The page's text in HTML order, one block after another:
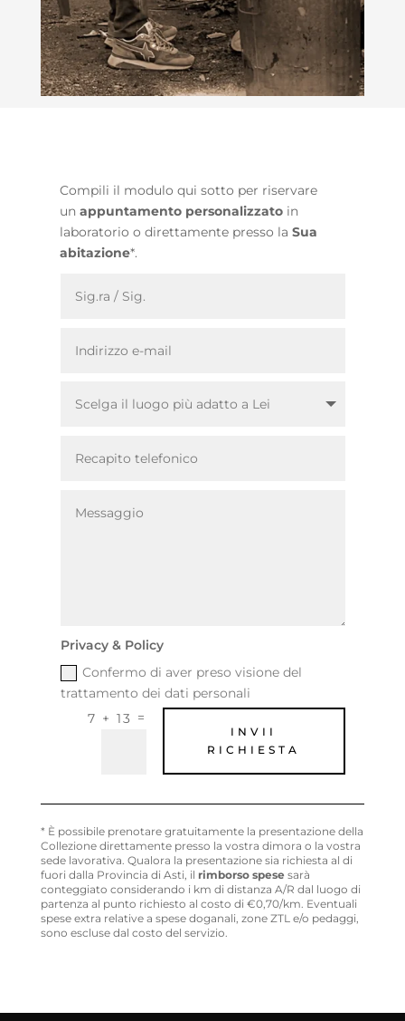
Compili il modulo qui sotto per riservare
unappuntamento personalizzato in
laboratorio o direttamente presso laSua
abitazione*.
Privacy & Policy
Confermo di aver preso visione del
trattamento dei dati personali
7 + 13 =
INVII
RICHIESTA
* È possibile prenotare gratuitamente la presentazione della
Collezione direttamente presso la vostra dimora o la vostra
sede lavorativa. Qualora la presentazione sia richiesta al di
fuori dalla Provincia di Asti, il rimborso spese sarà
conteggiato considerando i km di distanza A/R dal luogo di
partenza al punto richiesto al costo di €0,70/km. Eventuali
spese extra relative a spese doganali, zone ZTL e/o pedaggi,
sono escluse dal costo del servizio.